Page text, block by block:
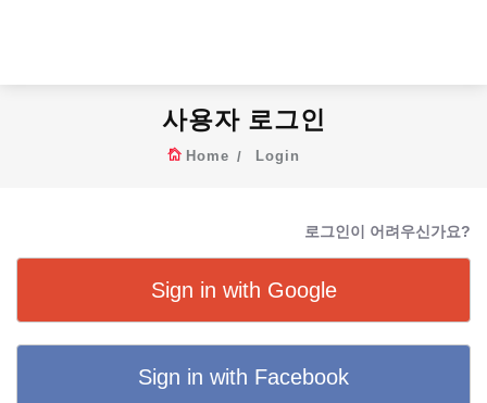
사용자 로그인
Home Login
로그인이 어려우신가요?
Sign in with Google
Sign in with Facebook